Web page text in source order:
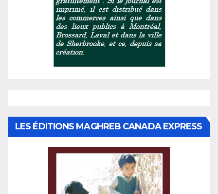
LES ÉDITIONS MAGHREB CANADA EXPRESS